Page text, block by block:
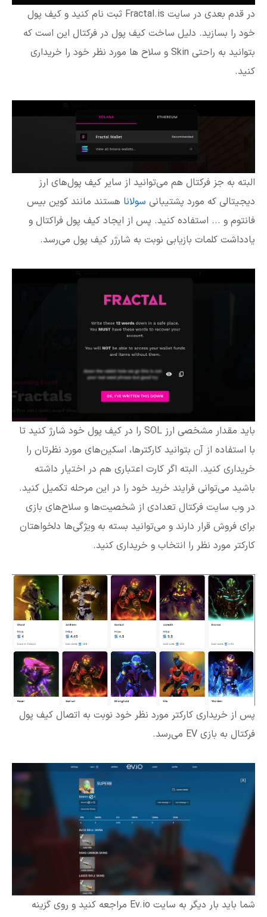
در قدم بعدی در سایت Fractal.is ثبت نام کنید و کیف پول
خود را بسازید. دلیل ساخت کیف پول در فرکتال این است که
بتوانید به راحتی Skin و سلاح ‌ها مورد نظر خود را خریداری
کنید.
البته به جز فرکتال هم می‌توانید از سایر کیف پول‌های ارز
دیجیتالی که مورد پشتیبانی سولانا هستند مانند کوین بیس
فانتوم و ... استفاده کنید. پس از ایجاد کیف پول فراکتال و
یادداشت کلمات بازیابی نوبت به شارژر کیف پول می‌رسد.
باید مقدار مشخصی ارز SOL را در کیف پول خود شارژ کنید تا
با استفاده از آن بتوانید کارکترها، اسکین‌های مورد نظرتان را
خریداری کنید. البته اگر کارت اعتباری هم در اختیار داشته
باشید می‌توانی فرایند خرید خود را در این مرحله تکمیل کنید.
در وب سایت فرکتال تعدادی از شخصیت‌ها و سلاح‌های بازی
برای فروش قرار دارند و می‌توانید بسته به ویژگی‌ها دلخواهتان
کارکتر مورد نظر را انتخاب و خریداری کنید.
پس از خریداری کارکتر مورد نظر خود نوبت به اتصال کیف پول
فرکتال به بازی EV می‌رسد.
شما باید بار دیگر به سایت Ev.io مراجعه کنید و روی گزینه